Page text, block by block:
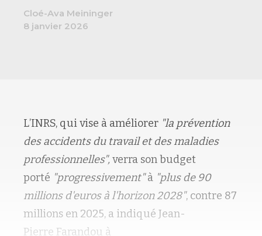
Cloé-Ava Meininger
8 janvier 2026
L’INRS, qui vise à améliorer "la prévention
des accidents du travail et des maladies
professionnelles",verra son budget
porté "progressivement"à "plus de 90
millions d'euros à l'horizon 2028", contre 87
millions en 2025, a indiqué Jean-
Pierre Farandou à